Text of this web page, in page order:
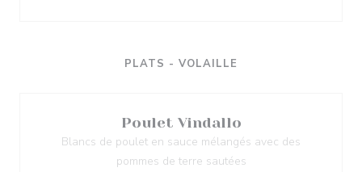
PLATS - VOLAILLE
Poulet Vindallo
Blancs de poulet en sauce mélangés avec des
pommes de terre sautées